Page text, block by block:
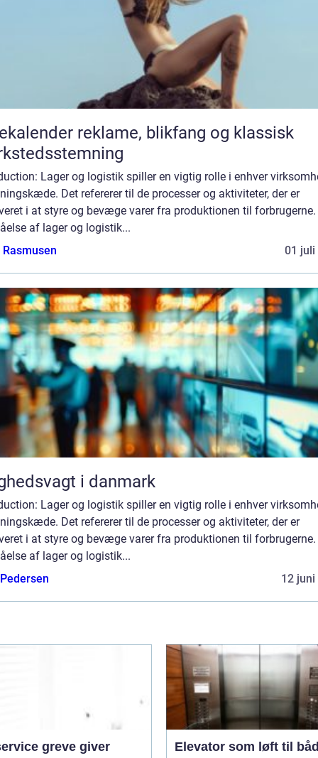
reklame, blikfang og klassisk
Lager og logistik spiller en vigtig rolle i enhver
Det refererer til de processer og aktiviteter, der er
i at styre og bevæge varer fra produktionen til forbrugerne.
af lager og logistik...
01 juli
i danmark
Lager og logistik spiller en vigtig rolle i enhver
Det refererer til de processer og aktiviteter, der er
i at styre og bevæge varer fra produktionen til forbrugerne.
af lager og logistik...
12 juni
greve giver
Elevator som løft til